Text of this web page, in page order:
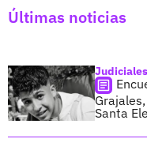
Últimas noticias
Judiciales
Santa